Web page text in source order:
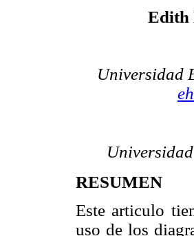
Edith
Universidad
RESUMEN
Este articulo
uso de los